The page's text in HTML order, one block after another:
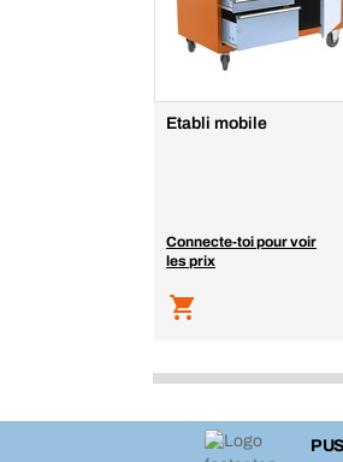
Etabli mobile
Connecte-toi pour voir
les prix